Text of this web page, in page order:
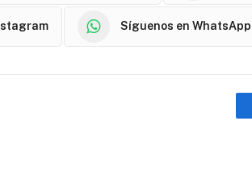
Síguenos en WhatsApp